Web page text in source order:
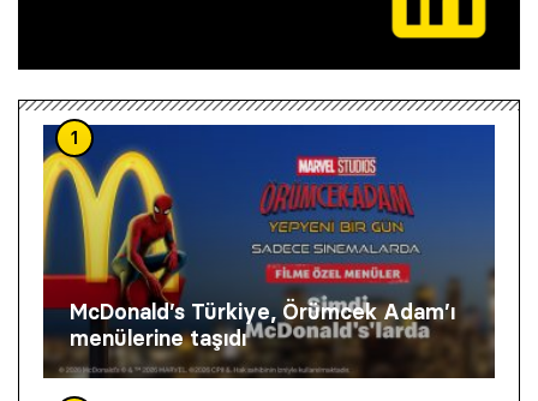
1
McDonald’s Türkiye, Örümcek Adam’ı
menülerine taşıdı